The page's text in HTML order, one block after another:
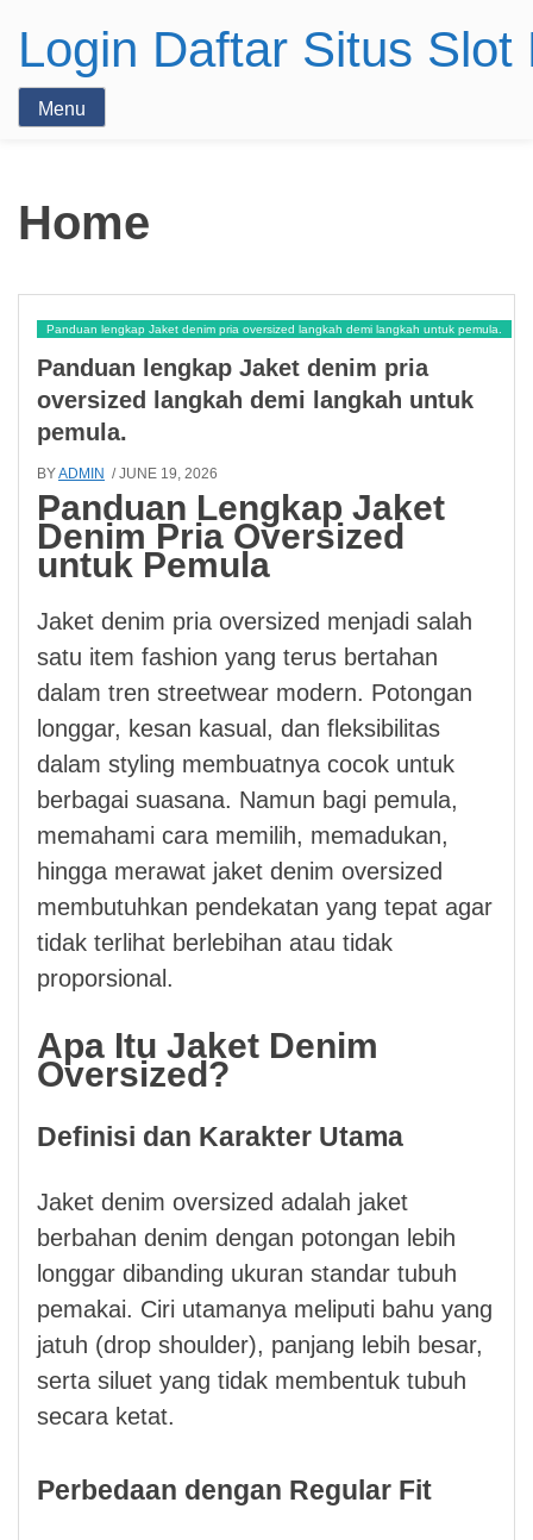
Login Daftar Situs Slot
Menu
Home
Panduan lengkap Jaket denim pria oversized langkah demi langkah untuk pemula.
Panduan lengkap Jaket denim pria
oversized langkah demi langkah untuk
pemula.
BYADMIN / JUNE 19, 2026
Panduan Lengkap Jaket
Denim Pria Oversized
untuk Pemula
Jaket denim pria oversized menjadi salah
satu item fashion yang terus bertahan
dalam tren streetwear modern. Potongan
longgar, kesan kasual, dan fleksibilitas
dalam styling membuatnya cocok untuk
berbagai suasana. Namun bagi pemula,
memahami cara memilih, memadukan,
hingga merawat jaket denim oversized
membutuhkan pendekatan yang tepat agar
tidak terlihat berlebihan atau tidak
proporsional.
Apa Itu Jaket Denim
Oversized?
Definisi dan Karakter Utama
Jaket denim oversized adalah jaket
berbahan denim dengan potongan lebih
longgar dibanding ukuran standar tubuh
pemakai. Ciri utamanya meliputi bahu yang
jatuh (drop shoulder), panjang lebih besar,
serta siluet yang tidak membentuk tubuh
secara ketat.
Perbedaan dengan Regular Fit